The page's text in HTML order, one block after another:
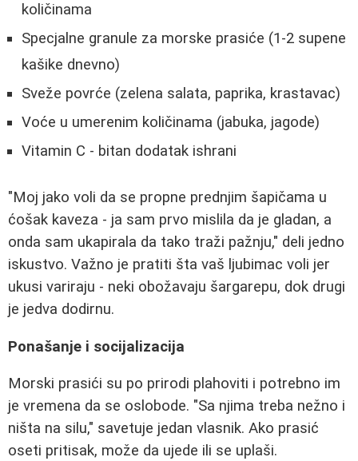
količinama
Specjalne granule za morske prasiće (1-2 supene
kašike dnevno)
Sveže povrće (zelena salata, paprika, krastavac)
Voće u umerenim količinama (jabuka, jagode)
Vitamin C - bitan dodatak ishrani
"Moj jako voli da se propne prednjim šapičama u
ćošak kaveza - ja sam prvo mislila da je gladan, a
onda sam ukapirala da tako traži pažnju," deli jedno
iskustvo. Važno je pratiti šta vaš ljubimac voli jer
ukusi variraju - neki obožavaju šargarepu, dok drugi
je jedva dodirnu.
Ponašanje i socijalizacija
Morski prasići su po prirodi plahoviti i potrebno im
je vremena da se oslobode. "Sa njima treba nežno i
ništa na silu," savetuje jedan vlasnik. Ako prasić
oseti pritisak, može da ujede ili se uplaši.